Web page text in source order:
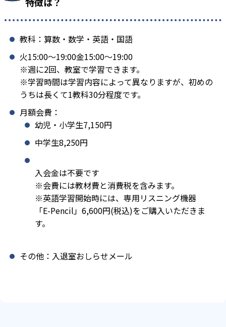
教科：算数・数学・英語・国語
火15:00〜19:00金15:00〜19:00
※週に2回、教室で学習できます。
※学習時間は学習内容によって異なりますが、初めの
うちは長くて1教科30分程度です。
月額会費：
幼児・小学生7,150円
中学生8,250円
入会金は不要です
※会費には教材費と消費税を含みます。
※英語学習開始時には、専用リスニング機器
「E-Pencil」6,600円(税込)をご購入いただきま
す。
その他：入退室おしらせメール